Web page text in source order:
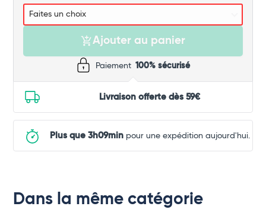
Ajouter au panier
Paiement 100% sécurisé
Livraison offerte dès 59€
Plus que 3h09minpour une expédition aujourd'hui.
Dans la même catégorie